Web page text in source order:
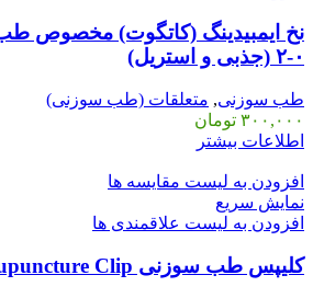
۰-۲ (جذبی و استریل)
طب سوزنی, متعلقات (طب سوزنی)
۳۰۰,۰۰۰ تومان
اطلاعات بیشتر
افزودن به لیست مقایسه ها
نمایش سریع
افزودن به لیست علاقمندی ها
کلیپس طب سوزنی Electro Acupuncture Clip